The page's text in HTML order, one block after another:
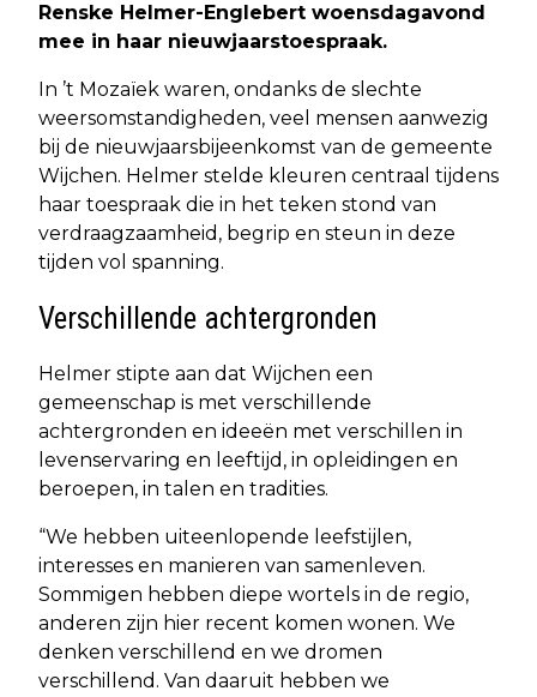
Renske Helmer-Englebert woensdagavond
mee in haar nieuwjaarstoespraak.
In ’t Mozaïek waren, ondanks de slechte
weersomstandigheden, veel mensen aanwezig
bij de nieuwjaarsbijeenkomst van de gemeente
Wijchen. Helmer stelde kleuren centraal tijdens
haar toespraak die in het teken stond van
verdraagzaamheid, begrip en steun in deze
tijden vol spanning.
Verschillende achtergronden
Helmer stipte aan dat Wijchen een
gemeenschap is met verschillende
achtergronden en ideeën met verschillen in
levenservaring en leeftijd, in opleidingen en
beroepen, in talen en tradities.
“We hebben uiteenlopende leefstijlen,
interesses en manieren van samenleven.
Sommigen hebben diepe wortels in de regio,
anderen zijn hier recent komen wonen. We
denken verschillend en we dromen
verschillend. Van daaruit hebben we